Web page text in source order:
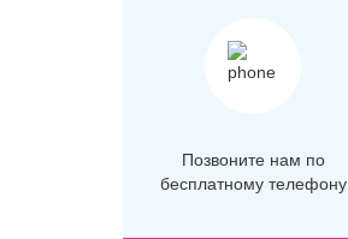
Позвоните нам по
бесплатному телефону